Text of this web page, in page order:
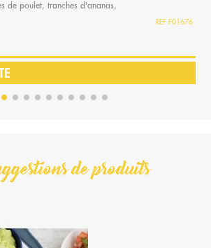
de poulet, tranches d'ananas,
F01676
de produits